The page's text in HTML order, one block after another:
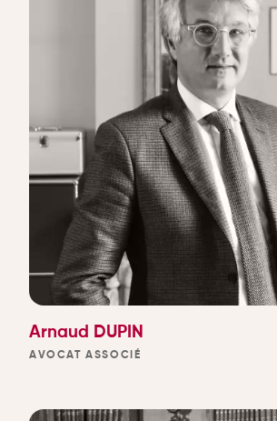
Arnaud DUPIN
AVOCAT ASSOCIÉ